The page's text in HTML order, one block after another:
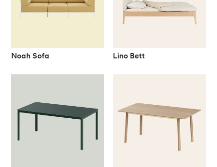
Noah Sofa Lino Bett